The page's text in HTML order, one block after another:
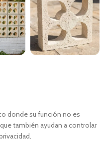
donde su función no es
también ayudan a controlar